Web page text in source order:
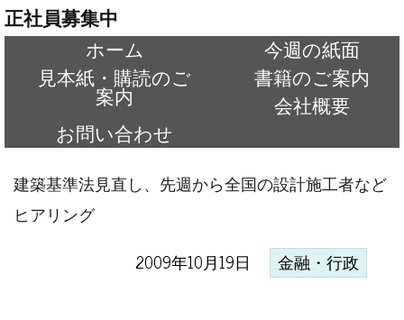
正社員募集中
ホーム
今週の紙面
見本紙・購読のご
案内
書籍のご案内
会社概要
お問い合わせ
建築基準法見直し、先週から全国の設計施工者など
ヒアリング
2009年10月19日 金融・行政